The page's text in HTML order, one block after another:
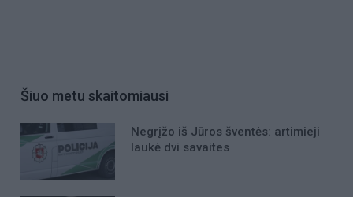
Šiuo metu skaitomiausi
Negrįžo iš Jūros šventės: artimieji
laukė dvi savaites